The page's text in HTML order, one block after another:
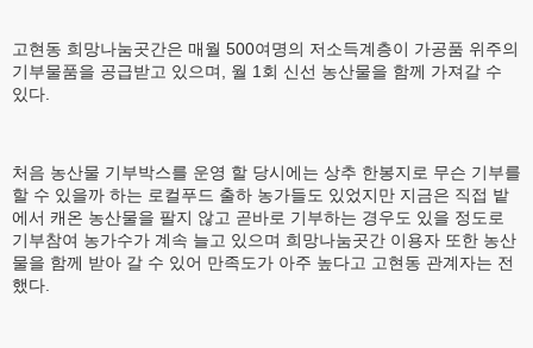
고현동 희망나눔곳간은 매월 500여명의 저소득계층이 가공품 위주의
기부물품을 공급받고 있으며, 월 1회 신선 농산물을 함께 가져갈 수
있다.
처음 농산물 기부박스를 운영 할 당시에는 상추 한봉지로 무슨 기부를
할 수 있을까 하는 로컬푸드 출하 농가들도 있었지만 지금은 직접 밭
에서 캐온 농산물을 팔지 않고 곧바로 기부하는 경우도 있을 정도로
기부참여 농가수가 계속 늘고 있으며 희망나눔곳간 이용자 또한 농산
물을 함께 받아 갈 수 있어 만족도가 아주 높다고 고현동 관계자는 전
했다.